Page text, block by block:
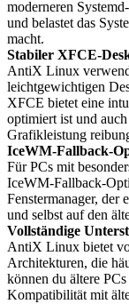
moderneren
und belastet das
macht.
Stabiler XFCE-
AntiX Linux
leichtgewichtigen
XFCE bietet eine
optimiert ist und
Grafikleistung
IceWM-Fallback-
Für PCs mit
IceWM-Fallback-
Fenstermanager, der
und selbst auf den
Vollständige
AntiX Linux bietet
Architekturen, die
können du ältere
Kompatibilität mit